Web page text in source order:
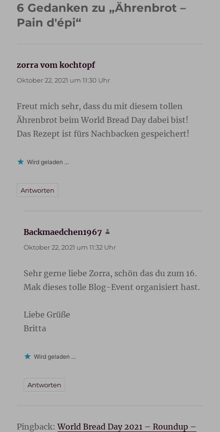
6 Gedanken zu „Ährenbrot –
Pain d′épi“
zorra vom kochtopf
Oktober 22, 2021 um 11:30 Uhr
Freut mich sehr, dass du mit diesem tollen
Ährenbrot beim World Bread Day dabei bist!
Das Rezept ist fürs Nachbacken gespeichert!
Wird geladen …
Antworten
Backmaedchen1967
Oktober 22, 2021 um 11:32 Uhr
Sehr gerne liebe Zorra, schön das du zum 16.
Mak dieses tolle Blog-Event organisiert hast.
Liebe Grüße
Britta
Wird geladen …
Antworten
Pingback:World Bread Day 2021 – Roundup –